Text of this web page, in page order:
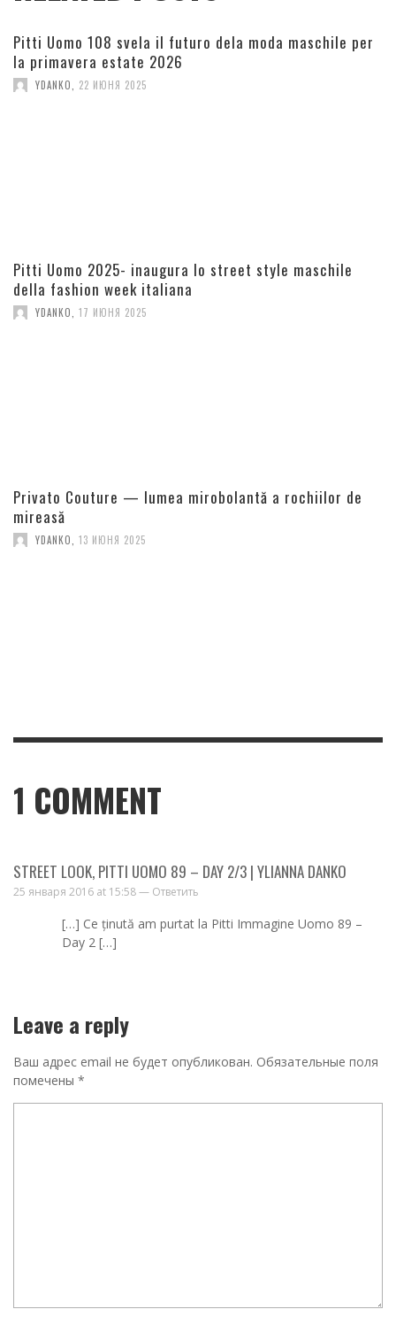
Pitti Uomo 108 svela il futuro dela moda maschile per
la primavera estate 2026
YDANKO 22 ИЮНЯ 2025
Pitti Uomo 2025- inaugura lo street style maschile
della fashion week italiana
YDANKO 17 ИЮНЯ 2025
Privato Couture — lumea mirobolantă a rochiilor de
mireasă
YDANKO 13 ИЮНЯ 2025
1 COMMENT
STREET LOOK, PITTI UOMO 89 – DAY 2/3 | YLIANNA DANKO
25 января 2016 at 15:58 — Ответить
[…] Ce ținută am purtat la Pitti Immagine Uomo 89 –
Day 2 […]
Leave a reply
Ваш адрес email не будет опубликован. Обязательные поля
помечены *